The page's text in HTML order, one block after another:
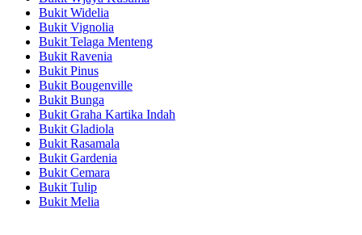
Bukit Widelia
Bukit Vignolia
Bukit Telaga Menteng
Bukit Ravenia
Bukit Pinus
Bukit Bougenville
Bukit Bunga
Bukit Graha Kartika Indah
Bukit Gladiola
Bukit Rasamala
Bukit Gardenia
Bukit Cemara
Bukit Tulip
Bukit Melia